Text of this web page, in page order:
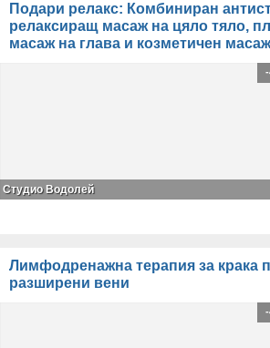
Подари релакс: Комбиниран
релаксиращ масаж на цяло тяло,
масаж на глава и козметичен
Студио Водолей
Лимфодренажна терапия за крака
разширени вени